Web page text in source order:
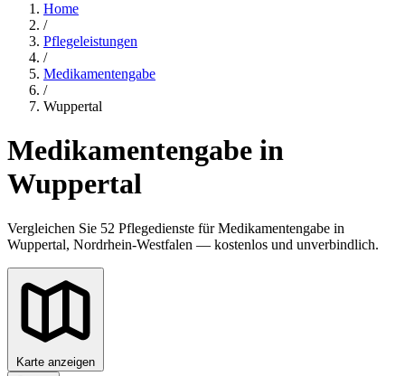
Home
/
Pflegeleistungen
/
Medikamentengabe
/
Wuppertal
Medikamentengabe in
Wuppertal
Vergleichen Sie 52 Pflegedienste für Medikamentengabe in
Wuppertal, Nordrhein-Westfalen — kostenlos und unverbindlich.
Karte anzeigen